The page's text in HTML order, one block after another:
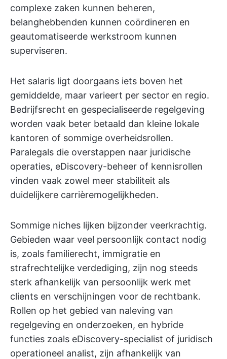
complexe zaken kunnen beheren,
belanghebbenden kunnen coördineren en
geautomatiseerde werkstroom kunnen
superviseren.
Het salaris ligt doorgaans iets boven het
gemiddelde, maar varieert per sector en regio.
Bedrijfsrecht en gespecialiseerde regelgeving
worden vaak beter betaald dan kleine lokale
kantoren of sommige overheidsrollen.
Paralegals die overstappen naar juridische
operaties, eDiscovery-beheer of kennisrollen
vinden vaak zowel meer stabiliteit als
duidelijkere carrièremogelijkheden.
Sommige niches lijken bijzonder veerkrachtig.
Gebieden waar veel persoonlijk contact nodig
is, zoals familierecht, immigratie en
strafrechtelijke verdediging, zijn nog steeds
sterk afhankelijk van persoonlijk werk met
clients en verschijningen voor de rechtbank.
Rollen op het gebied van naleving van
regelgeving en onderzoeken, en hybride
functies zoals eDiscovery-specialist of juridisch
operationeel analist, zijn afhankelijk van